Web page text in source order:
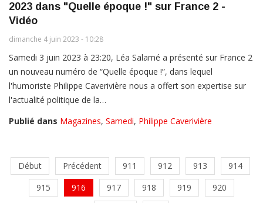
2023 dans "Quelle époque !" sur France 2 -
Vidéo
dimanche 4 juin 2023 - 10:28
Samedi 3 juin 2023 à 23:20, Léa Salamé a présenté sur France 2
un nouveau numéro de “Quelle époque !”, dans lequel
l'humoriste Philippe Caverivière nous a offert son expertise sur
l'actualité politique de la…
Publié dans Magazines, Samedi, Philippe Caverivière
Début Précédent 911 912 913
914
915
916 917 918 919
920